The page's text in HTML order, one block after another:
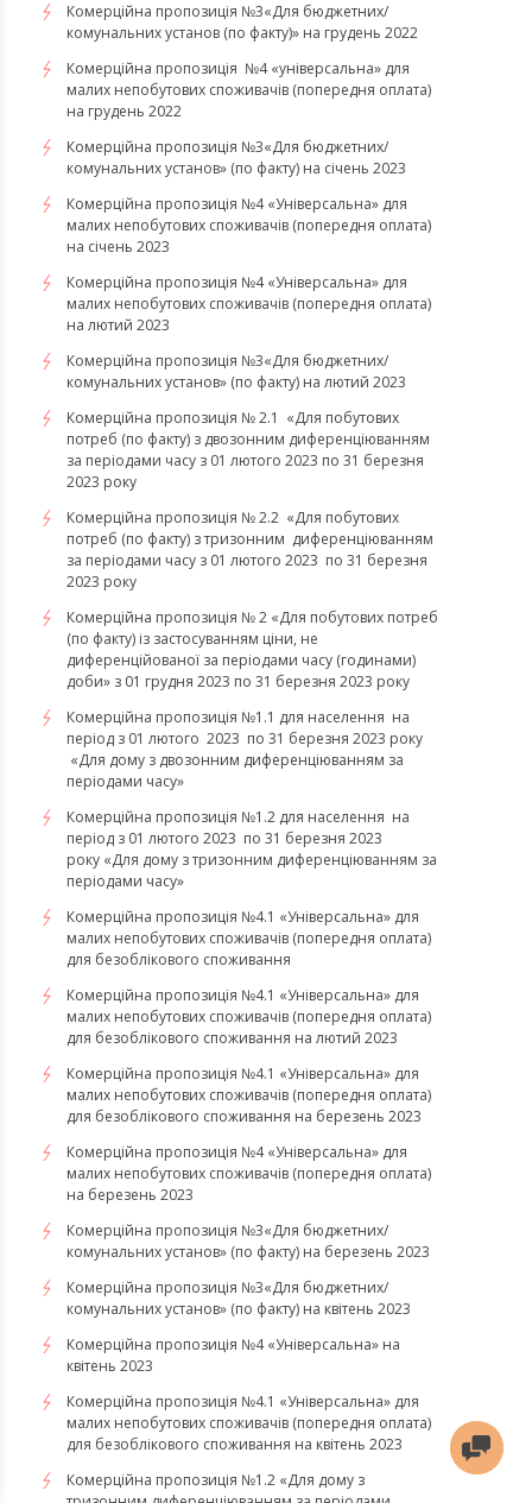
Комерційна пропозиція №3«Для бюджетних/
комунальних установ (по факту)» на грудень 2022
Комерційна пропозиція №4 «універсальна» для
малих непобутових споживачів (попередня оплата)
на грудень 2022
​​​​​​​Комерційна пропозиція №3«Для бюджетних/
комунальних установ» (по факту) на січень 2023
​​​​​​​Комерційна пропозиція №4 «Універсальна» для
малих непобутових споживачів (попередня оплата)
на січень 2023
​​​​​​​Комерційна пропозиція №4 «Універсальна» для
малих непобутових споживачів (попередня оплата)
на лютий 2023
Комерційна пропозиція №3«Для бюджетних/
комунальних установ» (по факту) на лютий 2023
Комерційна пропозиція № 2.1 «Для побутових
потреб (по факту) з двозонним диференціюванням
за періодами часу з 01 лютого 2023 по 31 березня
2023 року
Комерційна пропозиція № 2.2 «Для побутових
потреб (по факту) з тризонним диференціюванням
за періодами часу з 01 лютого 2023 по 31 березня
2023 року
Комерційна пропозиція № 2 «Для побутових потреб
(по факту) із застосуванням ціни, не
диференційованої за періодами часу (годинами)
доби» з 01 грудня 2023 по 31 березня 2023 року
Комерційна пропозиція №1.1 для населення на
період з 01 лютого 2023 по 31 березня 2023 року
«Для дому з двозонним диференціюванням за
періодами часу»
Комерційна пропозиція №1.2 для населення на
період з 01 лютого 2023 по 31 березня 2023
року «Для дому з тризонним диференціюванням за
періодами часу»
​​​​​​​Комерційна пропозиція №4.1 «Універсальна» для
малих непобутових споживачів (попередня оплата)
для безоблікового споживання
Комерційна пропозиція №4.1 «Універсальна» для
малих непобутових споживачів (попередня оплата)
для безоблікового споживання на лютий 2023
Комерційна пропозиція №4.1 «Універсальна» для
малих непобутових споживачів (попередня оплата)
для безоблікового споживання на березень 2023
​​​​​​​Комерційна пропозиція №4 «Універсальна» для
малих непобутових споживачів (попередня оплата)
на березень 2023
​​​​​​​Комерційна пропозиція №3«Для бюджетних/
комунальних установ» (по факту) на березень 2023
Комерційна пропозиція №3«Для бюджетних/
комунальних установ» (по факту) на квітень 2023
Комерційна пропозиція №4 «Універсальна» на
квітень 2023
Комерційна пропозиція №4.1 «Універсальна» для
малих непобутових споживачів (попередня оплата)
для безоблікового споживання на квітень 2023
Комерційна пропозиція №1.2 «Для дому з